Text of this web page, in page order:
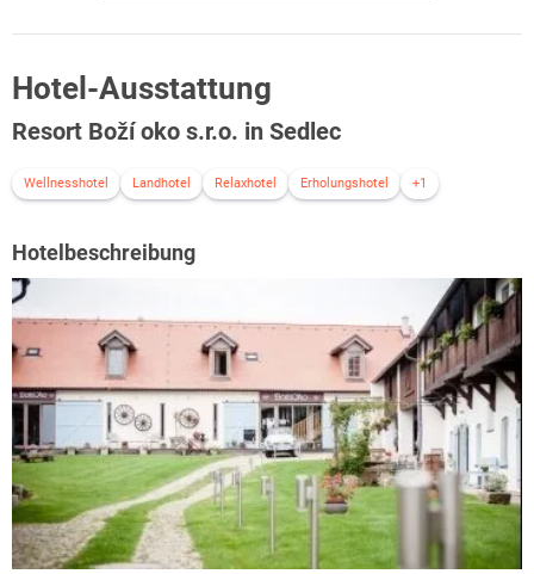
Hotel-Ausstattung
Resort Boží oko s.r.o. in Sedlec
Wellnesshotel Landhotel Relaxhotel Erholungshotel +1
Hotelbeschreibung